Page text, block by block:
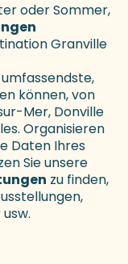
oder Sommer,
Granville
können, von
Mer, Donville
Organisieren
Daten Ihres
Sie unsere
zu finden,